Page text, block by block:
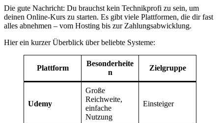
Die gute Nachricht: Du brauchst kein Technikprofi zu sein, um
deinen Online-Kurs zu starten. Es gibt viele Plattformen, die dir fast
alles abnehmen – vom Hosting bis zur Zahlungsabwicklung.
Hier ein kurzer Überblick über beliebte Systeme:
Plattform
Besonderheite
n
Zielgruppe
Udemy
Große
Reichweite,
einfache
Nutzung
Einsteiger